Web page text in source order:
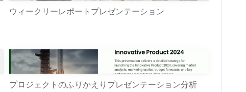
ウィークリーレポートプレゼンテーション
プロジェクトのふりかえりプレゼンテーション分析